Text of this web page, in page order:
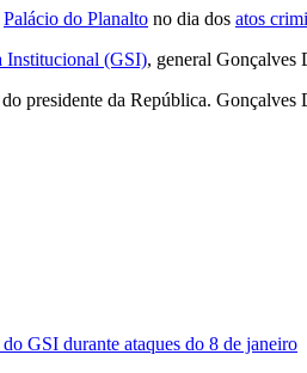
Palácio do Planalto no dia dos atos
Institucional (GSI), general Gonçalves
presidente da República. Gonçalves
GSI durante ataques do 8 de janeiro